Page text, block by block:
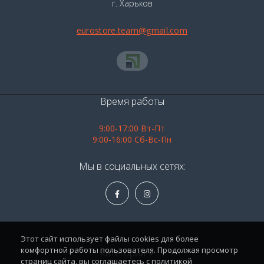
г. Харьков
eurostore.team@gmail.com
Категории
Время работы
9:00-17:00 Вт-Пт
9:00-16:00 Сб-Вс-Пн
Мы в социальных сетях:
Этот сайт использует файлы cookies для более
комфортной работы пользователя. Продолжая просмотр
страниц сайта, вы соглашаетесь с политикой